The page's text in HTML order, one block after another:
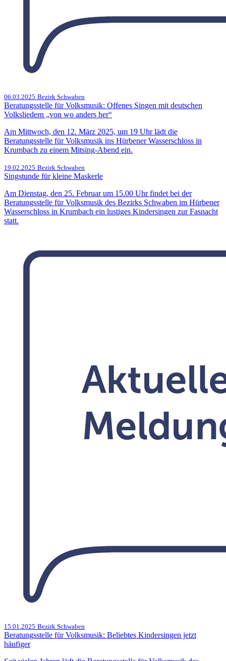
06.03.2025 Bezirk Schwaben
Beratungsstelle für Volksmusik: Offenes Singen mit deutschen
Volksliedern „von wo anders her“
Am Mittwoch, den 12. März 2025, um 19 Uhr lädt die
Beratungsstelle für Volksmusik ins Hürbener Wasserschloss in
Krumbach zu einem Mitsing-Abend ein.
19.02.2025 Bezirk Schwaben
Singstunde für kleine Maskerle
Am Dienstag, den 25. Februar um 15.00 Uhr findet bei der
Beratungsstelle für Volksmusik des Bezirks Schwaben im Hürbener
Wasserschloss in Krumbach ein lustiges Kindersingen zur Fasnacht
statt.
15.01.2025 Bezirk Schwaben
Beratungsstelle für Volksmusik: Beliebtes Kindersingen jetzt
häufiger